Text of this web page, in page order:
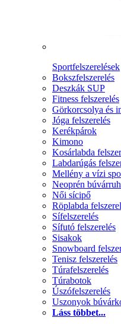
Sportfelszerelések
Bokszfelszerelés
Deszkák SUP
Fitness felszerelés
Görkorcsolya és
Jóga felszerelés
Kerékpárok
Kimono
Kosárlabda
Labdarúgás
Mellény a vízi
Neoprén
Női sícipő
Röplabda
Sífelszerelés
Sífutó felszerelés
Sisakok
Snowboard
Tenisz felszerelés
Túrafelszerelés
Túrabotok
Úszófelszerelés
Uszonyok
Láss többet...